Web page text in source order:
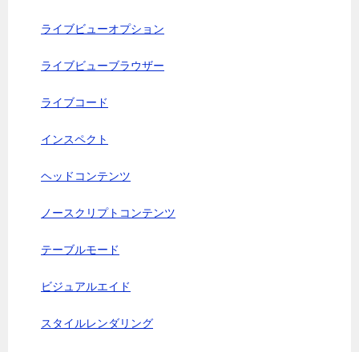
ライブビューオプション
ライブビューブラウザー
ライブコード
インスペクト
ヘッドコンテンツ
ノースクリプトコンテンツ
テーブルモード
ビジュアルエイド
スタイルレンダリング